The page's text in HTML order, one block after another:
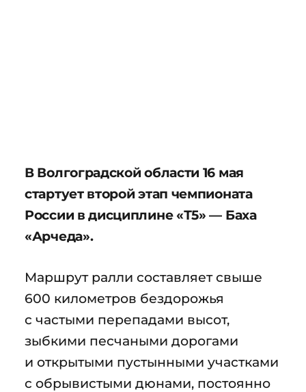
В Волгоградской области 16 мая
стартует второй этап чемпионата
России в дисциплине «Т5» — Баха
«Арчеда».
Маршрут ралли составляет свыше
600 километров бездорожья
с частыми перепадами высот,
зыбкими песчаными дорогами
и открытыми пустынными участками
с обрывистыми дюнами, постоянно